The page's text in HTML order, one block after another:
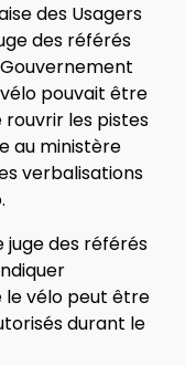
des Usagers
des référés
Gouvernement
pouvait être
les pistes
au ministère
verbalisations
juge des référés
vélo peut être
durant le